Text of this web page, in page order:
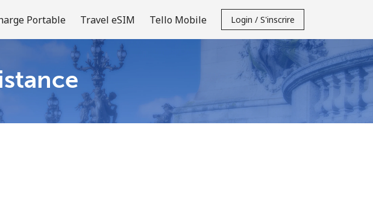
Portable Travel eSIM Tello Mobile Login / S'inscrire